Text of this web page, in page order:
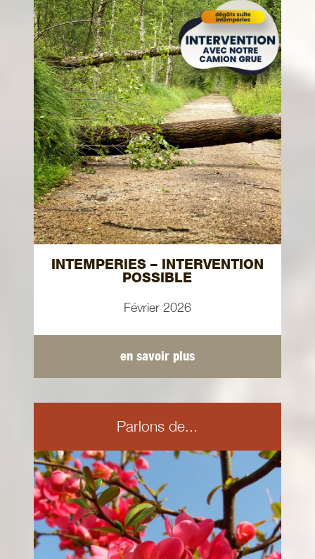
INTEMPERIES – INTERVENTION
POSSIBLE
Février 2026
en savoir plus
Parlons de...